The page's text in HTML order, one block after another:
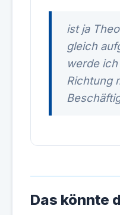
ist ja
gleich
werde
Richtung
Das könnte